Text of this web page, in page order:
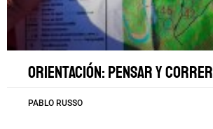
Orientación: pensar y correr
PABLO RUSSO